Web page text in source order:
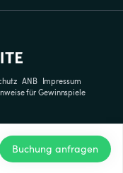
Buchung anfragen
ANB
Impressum
für Gewinnspiele